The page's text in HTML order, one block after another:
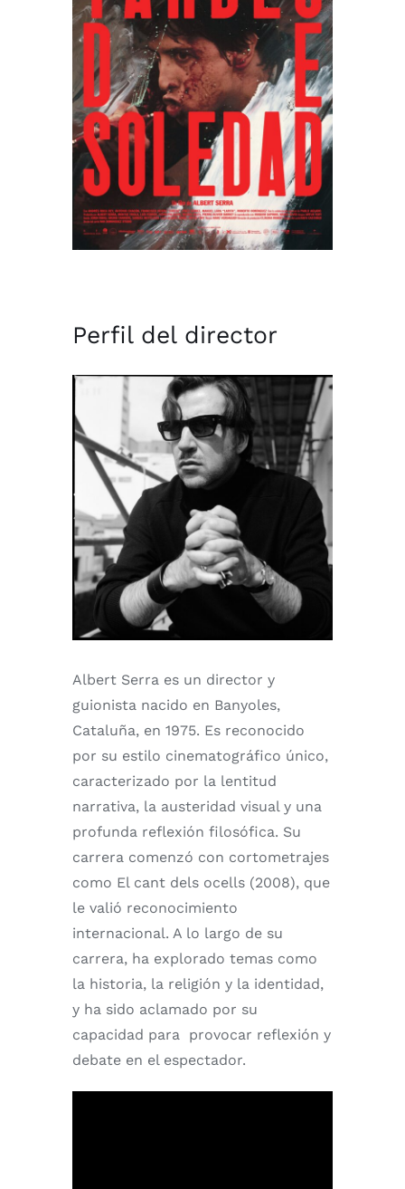
Perfil del director
Albert Serra es un director y
guionista nacido en Banyoles,
Cataluña, en 1975. Es reconocido
por su estilo cinematográfico único,
caracterizado por la lentitud
narrativa, la austeridad visual y una
profunda reflexión filosófica. Su
carrera comenzó con cortometrajes
como El cant dels ocells (2008), que
le valió reconocimiento
internacional. A lo largo de su
carrera, ha explorado temas como
la historia, la religión y la identidad,
y ha sido aclamado por su
capacidad para provocar reflexión y
debate en el espectador.